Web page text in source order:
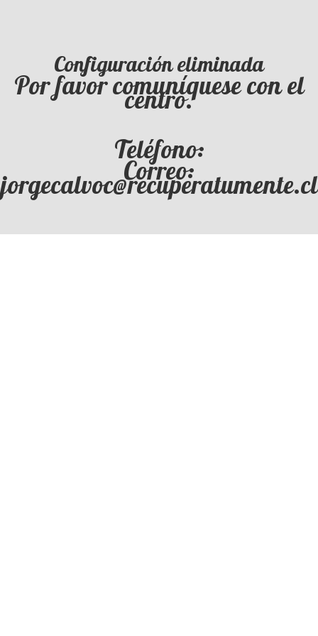
Configuración eliminada
Por favor comuníquese con el
centro.
Teléfono:
Correo:
jorgecalvoc@recuperatumente.cl